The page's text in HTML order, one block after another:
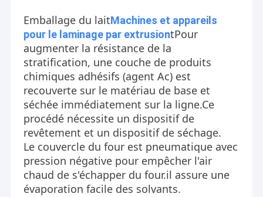
Emballage du laitMachines et appareils
pour le laminage par extrusiontPour
augmenter la résistance de la
stratification, une couche de produits
chimiques adhésifs (agent Ac) est
recouverte sur le matériau de base et
séchée immédiatement sur la ligne.Ce
procédé nécessite un dispositif de
revêtement et un dispositif de séchage.
Le couvercle du four est pneumatique avec
pression négative pour empêcher l'air
chaud de s'échapper du four.il assure une
évaporation facile des solvants.